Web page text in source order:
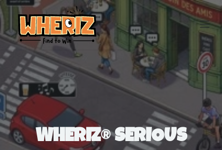
Ir al contenido
WHERIZ®SERIOUS